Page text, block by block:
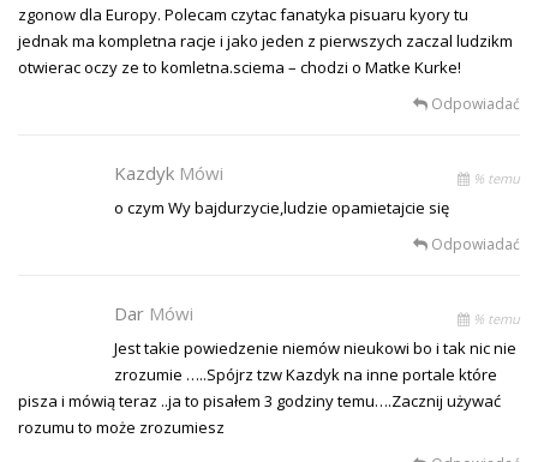
zgonow dla Europy. Polecam czytac fanatyka pisuaru kyory tu
jednak ma kompletna racje i jako jeden z pierwszych zaczal ludzikm
otwierac oczy ze to komletna.sciema – chodzi o Matke Kurke!
Odpowiadać
Kazdyk Mówi % temu
o czym Wy bajdurzycie,ludzie opamietajcie się
Odpowiadać
Dar Mówi % temu
Jest takie powiedzenie niemów nieukowi bo i tak nic nie
zrozumie …..Spójrz tzw Kazdyk na inne portale które
pisza i mówią teraz ..ja to pisałem 3 godziny temu….Zacznij używać
rozumu to może zrozumiesz